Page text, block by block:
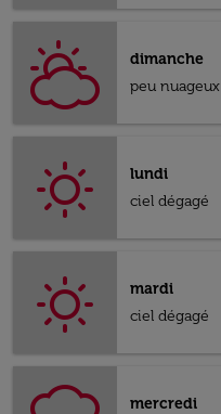
dimanche
peu nuageux
lundi
ciel dégagé
mardi
ciel dégagé
mercredi